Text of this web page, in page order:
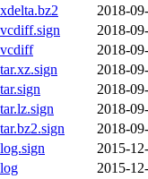
2018-
2018-
2018-
2018-
2018-
2018-
2018-
2015-
2015-